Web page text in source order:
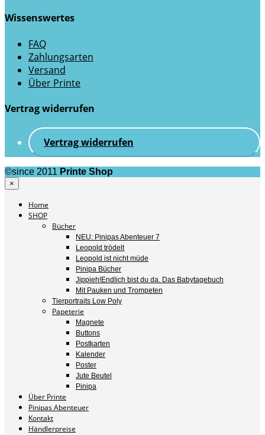
Wissenswertes
FAQ
Zahlungsarten
Versand
Über Printe
Vertrag widerrufen
Vertrag widerrufen
©since 2011 Printe Shop
×
Home
SHOP
Bücher
NEU: Pinipas Abenteuer 7
Leopold trödelt
Leopold ist nicht müde
Pinipa Bücher
Jippieh!Endlich bist du da. Das Babytagebuch
Mit Pauken und Trompeten
Tierportraits Low Poly
Papeterie
Magnete
Buttons
Postkarten
Kalender
Poster
Jute Beutel
Pinipa
Über Printe
Pinipas Abenteuer
Kontakt
Händlerpreise